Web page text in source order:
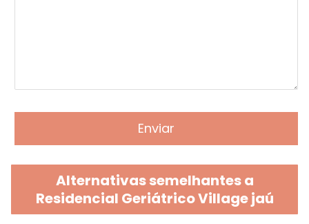
Alternativas semelhantes a
Residencial Geriátrico Village jaú